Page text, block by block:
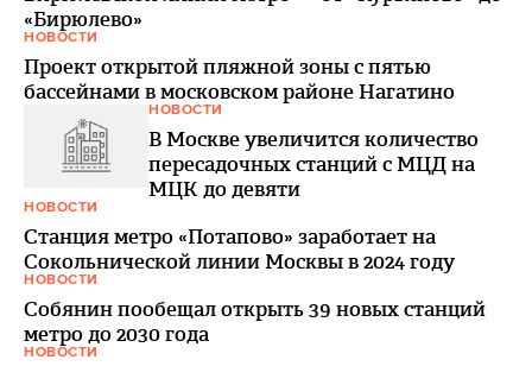
«Бирюлево»
НОВОСТИ
Проект открытой пляжной зоны с пятью
бассейнами в московском районе Нагатино
НОВОСТИ
В Москве увеличится количество
пересадочных станций с МЦД на
МЦК до девяти
НОВОСТИ
Станция метро «Потапово» заработает на
Сокольнической линии Москвы в 2024 году
НОВОСТИ
Собянин пообещал открыть 39 новых станций
метро до 2030 года
НОВОСТИ